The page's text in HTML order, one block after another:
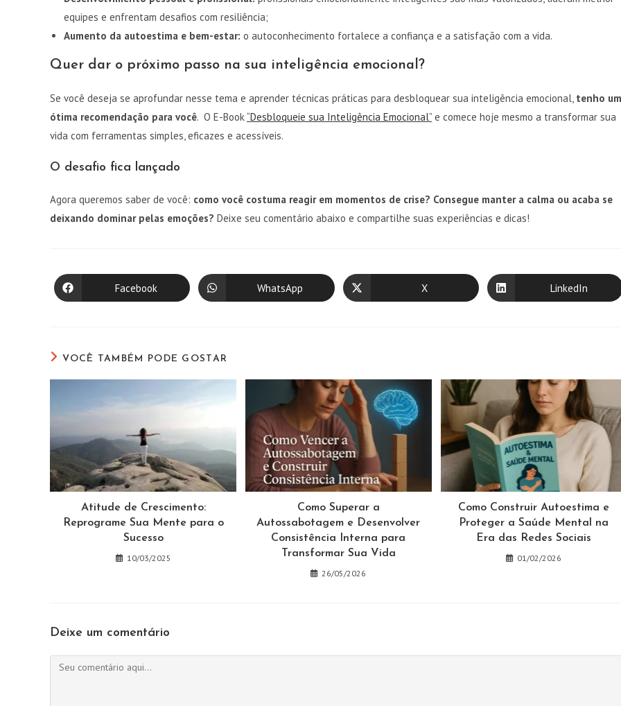
equipes e enfrentam desafios com resiliência;
Aumento da autoestima e bem-estar: o autoconhecimento fortalece a confiança e a satisfação com a vida.
Quer dar o próximo passo na sua inteligência emocional?
Se você deseja se aprofundar nesse tema e aprender técnicas práticas para desbloquear sua inteligência emocional, tenho
ótima recomendação para você. O E-Book“Desbloqueie sua Inteligência Emocional” e comece hoje mesmo a transformar sua
vida com ferramentas simples, eficazes e acessíveis.
O desafio fica lançado
Agora queremos saber de você: como você costuma reagir em momentos de crise? Consegue manter a calma ou acaba se
deixando dominar pelas emoções? Deixe seu comentário abaixo e compartilhe suas experiências e dicas!
Abre
em
Facebook Abre
em
WhatsApp Abre
em
X Abre
em
LinkedIn
VOCÊ TAMBÉM PODE GOSTAR
Atitude de Crescimento:
Reprograme Sua Mente para o
Sucesso
10/03/2025
Como Superar a
Autossabotagem e Desenvolver
Consistência Interna para
Transformar Sua Vida
26/05/2026
Como Construir Autoestima e
Proteger a Saúde Mental na
Era das Redes Sociais
01/02/2026
Deixe um comentário
Comentário